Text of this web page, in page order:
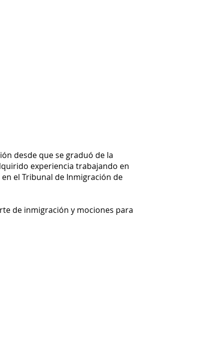
desde que se graduó de la
experiencia trabajando en
el Tribunal de Inmigración de
de inmigración y mociones para